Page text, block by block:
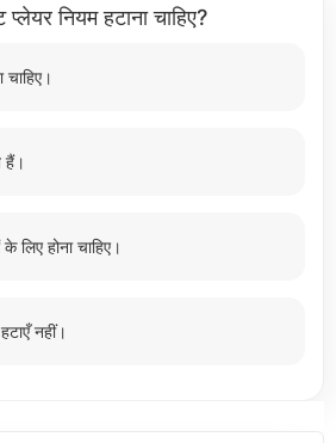
नियम हटाना चाहिए?
चाहिए।
हैं।
लिए होना चाहिए।
नहीं।